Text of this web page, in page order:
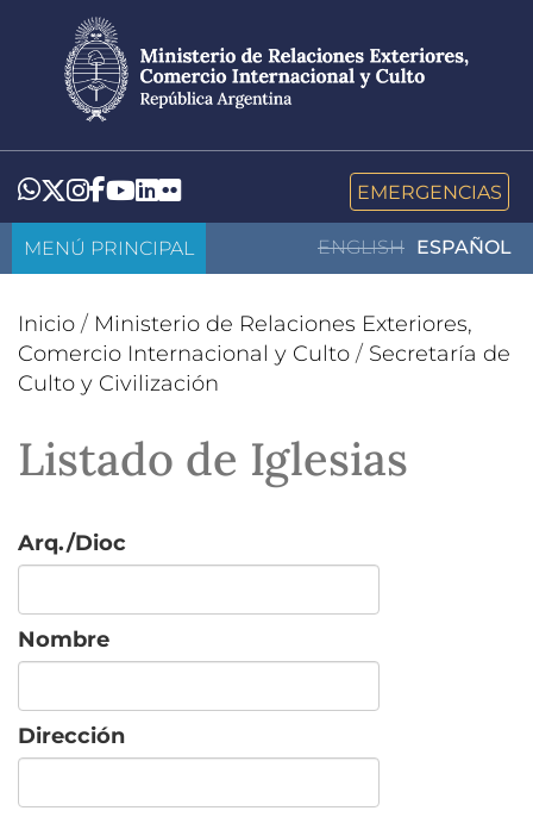
contenido
principal
Whatsapp
Twitter
Instagram
Facebook
YouTube
LinkedIn
Flickr EMERGENCIAS
ENGLISH ESPAÑOL
MENÚ PRINCIPAL
Inicio / Ministerio de Relaciones Exteriores,
Comercio Internacional y Culto / Secretaría de
Culto y Civilización
Listado de Iglesias
Arq./Dioc
Nombre
Dirección